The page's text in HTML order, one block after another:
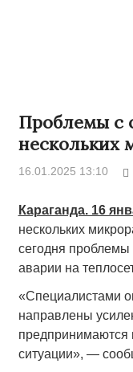
Проблемы с
нескольких
16.01.2025 13:10
Караганда. 16
нескольких
сегодня
аварии на
«Специалистами
направлены
предпринимаются
ситуации», —